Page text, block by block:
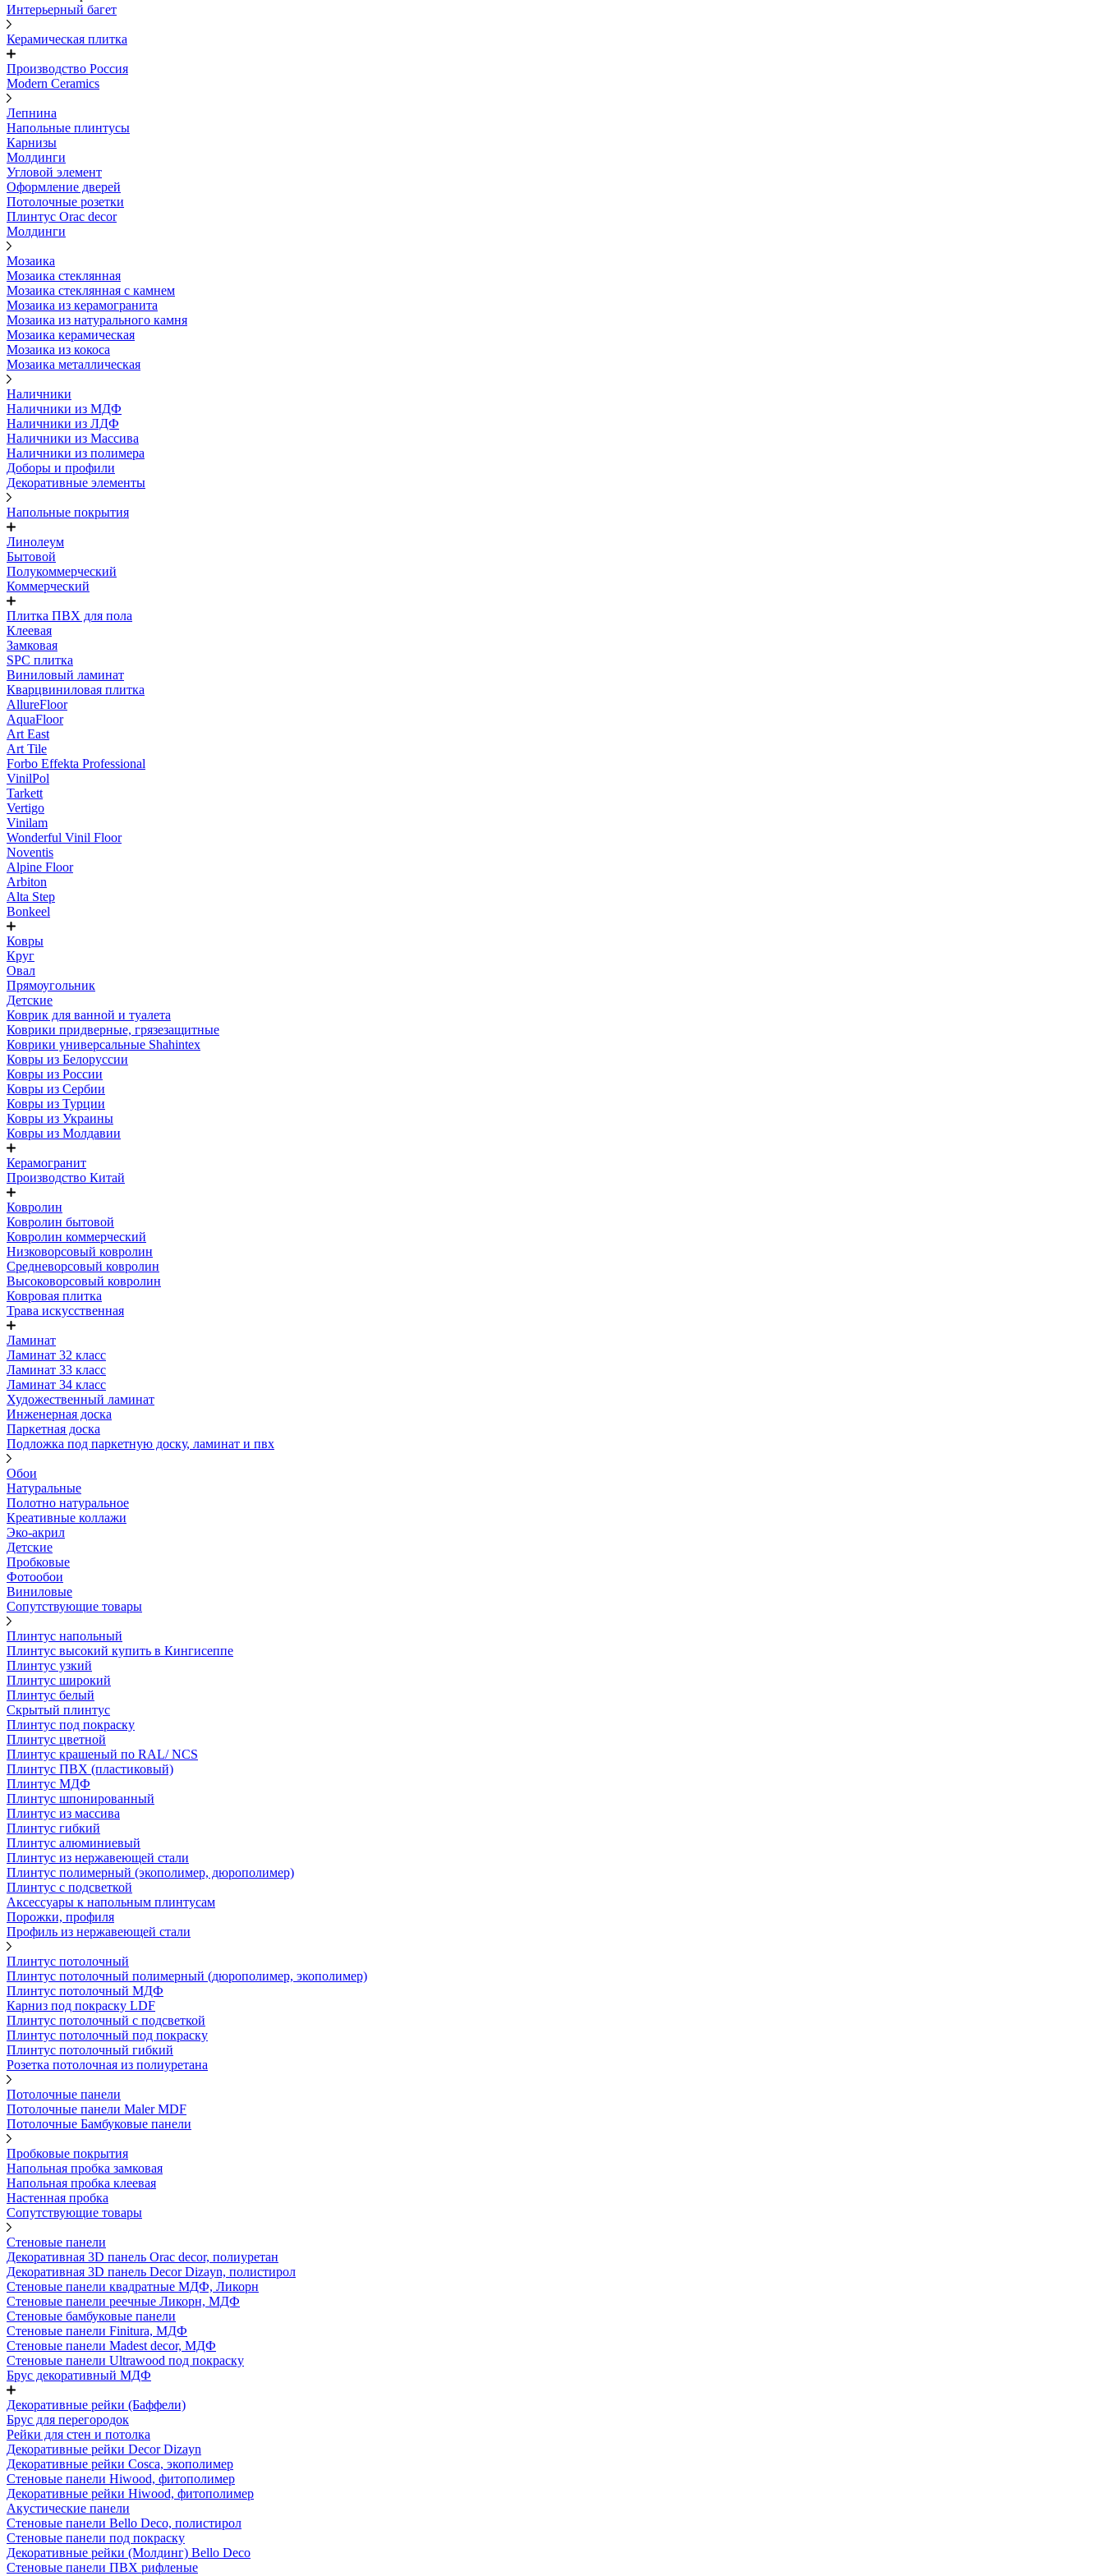
Интерьерный багет
Керамическая плитка
Производство Россия
Modern Ceramics
Лепнина
Напольные плинтусы
Карнизы
Молдинги
Угловой элемент
Оформление дверей
Потолочные розетки
Плинтус Orac decor
Молдинги
Мозаика
Мозаика стеклянная
Мозаика стеклянная с камнем
Мозаика из керамогранита
Мозаика из натурального камня
Мозаика керамическая
Мозаика из кокоса
Мозаика металлическая
Наличники
Наличники из МДФ
Наличники из ЛДФ
Наличники из Массива
Наличники из полимера
Доборы и профили
Декоративные элементы
Напольные покрытия
Линолеум
Бытовой
Полукоммерческий
Коммерческий
Плитка ПВХ для пола
Клеевая
Замковая
SPC плитка
Виниловый ламинат
Кварцвиниловая плитка
AllureFloor
AquaFloor
Art East
Art Tile
Forbo Effekta Professional
VinilPol
Tarkett
Vertigo
Vinilam
Wonderful Vinil Floor
Noventis
Alpine Floor
Arbiton
Alta Step
Bonkeel
Ковры
Круг
Овал
Прямоугольник
Детские
Коврик для ванной и туалета
Коврики придверные, грязезащитные
Коврики универсальные Shahintex
Ковры из Белоруссии
Ковры из России
Ковры из Сербии
Ковры из Турции
Ковры из Украины
Ковры из Молдавии
Керамогранит
Производство Китай
Ковролин
Ковролин бытовой
Ковролин коммерческий
Низковорсовый ковролин
Средневорсовый ковролин
Высоковорсовый ковролин
Ковровая плитка
Трава искусственная
Ламинат
Ламинат 32 класс
Ламинат 33 класс
Ламинат 34 класс
Художественный ламинат
Инженерная доска
Паркетная доска
Подложка под паркетную доску, ламинат и пвх
Обои
Натуральные
Полотно натуральное
Креативные коллажи
Эко-акрил
Детские
Пробковые
Фотообои
Виниловые
Сопутствующие товары
Плинтус напольный
Плинтус высокий купить в Кингисеппе
Плинтус узкий
Плинтус широкий
Плинтус белый
Скрытый плинтус
Плинтус под покраску
Плинтус цветной
Плинтус крашеный по RAL/ NCS
Плинтус ПВХ (пластиковый)
Плинтус МДФ
Плинтус шпонированный
Плинтус из массива
Плинтус гибкий
Плинтус алюминиевый
Плинтус из нержавеющей стали
Плинтус полимерный (экополимер, дюрополимер)
Плинтус с подсветкой
Аксессуары к напольным плинтусам
Порожки, профиля
Профиль из нержавеющей стали
Плинтус потолочный
Плинтус потолочный полимерный (дюрополимер, экополимер)
Плинтус потолочный МДФ
Карниз под покраску LDF
Плинтус потолочный с подсветкой
Плинтус потолочный под покраску
Плинтус потолочный гибкий
Розетка потолочная из полиуретана
Потолочные панели
Потолочные панели Maler MDF
Потолочные Бамбуковые панели
Пробковые покрытия
Напольная пробка замковая
Напольная пробка клеевая
Настенная пробка
Сопутствующие товары
Стеновые панели
Декоративная 3D панель Orac decor, полиуретан
Декоративная 3D панель Decor Dizayn, полистирол
Стеновые панели квадратные МДФ, Ликорн
Стеновые панели реечные Ликорн, МДФ
Стеновые бамбуковые панели
Стеновые панели Finitura, МДФ
Стеновые панели Madest decor, МДФ
Стеновые панели Ultrawood под покраску
Брус декоративный МДФ
Декоративные рейки (Баффели)
Брус для перегородок
Рейки для стен и потолка
Декоративные рейки Decor Dizayn
Декоративные рейки Cosca, экополимер
Стеновые панели Hiwood, фитополимер
Декоративные рейки Hiwood, фитополимер
Акустические панели
Стеновые панели Bello Deco, полистирол
Стеновые панели под покраску
Декоративные рейки (Молдинг) Bello Deco
Стеновые панели ПВХ рифленые